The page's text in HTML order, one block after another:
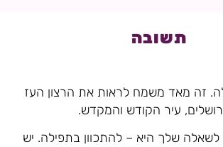
תשובה
זה מאד משמח לראות את הרצון העז
עיר הקודש והמקדש.
שלך היא – להתכוון בתפילה. יש